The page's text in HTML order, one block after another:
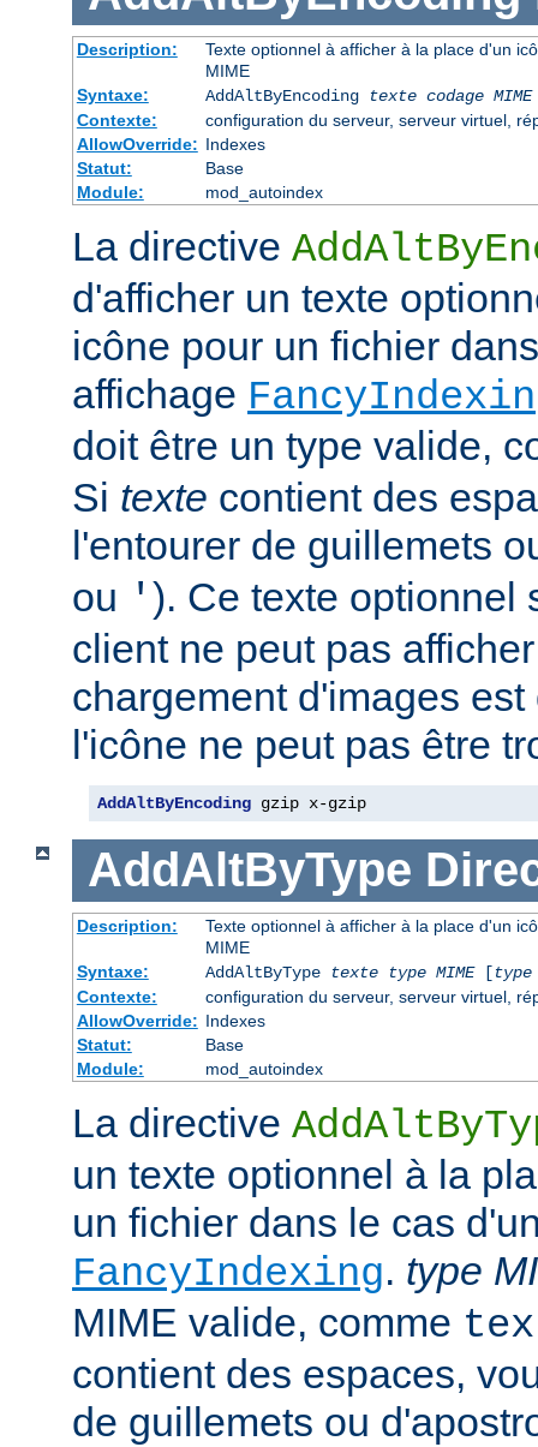
Description:
Texte optionnel à afficher à la place d'un
MIME
Syntaxe:
AddAltByEncoding texte codage MIME
Contexte:
configuration du serveur, serveur virtuel,
AllowOverride: Indexes
Statut:
Base
Module:
mod_autoindex
La directive
d'afficher un texte
icône pour un fichier
affichage
doit être un type valide,
Si texte contient des
l'entourer de guillemets
ou ' ). Ce texte optionnel
client ne peut pas
chargement d'images
l'icône ne peut pas être
AddAltByEncoding gzip x-gzip
AddAltByType
Description:
Texte optionnel à afficher à la place d'un
MIME
Syntaxe:
AddAltByType texte type MIME[type
Contexte:
configuration du serveur, serveur virtuel,
AllowOverride: Indexes
Statut:
Base
Module:
mod_autoindex
La directive
un texte optionnel à la
un fichier dans le cas
FancyIndexing. type
MIME valide, comme
contient des espaces,
de guillemets ou